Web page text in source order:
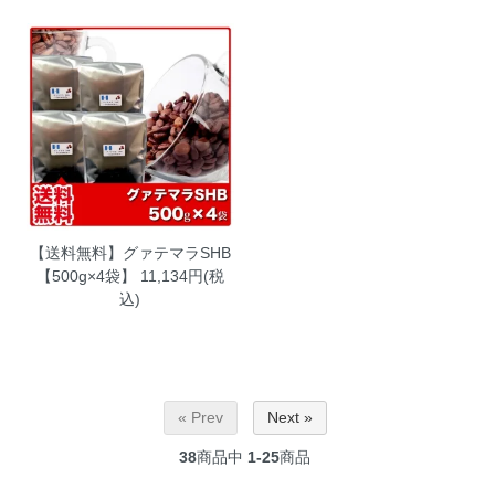
【送料無料】グァテマラSHB
【500g×4袋】
11,134円(税
込)
« Prev Next »
38商品中 1-25商品